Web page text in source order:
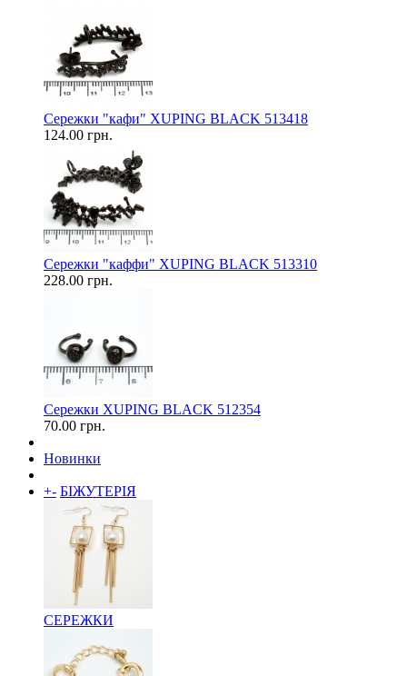
Сережки "кафи" XUPING BLACK 513418
124.00 грн.
Сережки "каффи" XUPING BLACK 513310
228.00 грн.
Сережки XUPING BLACK 512354
70.00 грн.
Новинки
+- БІЖУТЕРІЯ
СЕРЕЖКИ